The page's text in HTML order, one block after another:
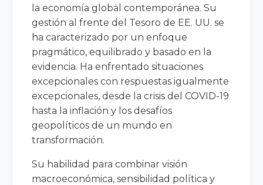
la economía global contemporánea. Su
gestión al frente del Tesoro de EE. UU. se
ha caracterizado por un enfoque
pragmático, equilibrado y basado en la
evidencia. Ha enfrentado situaciones
excepcionales con respuestas igualmente
excepcionales, desde la crisis del COVID-19
hasta la inflación y los desafíos
geopolíticos de un mundo en
transformación.
Su habilidad para combinar visión
macroeconómica, sensibilidad política y